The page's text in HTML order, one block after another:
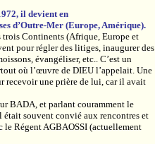
il devient en
d’Outre-Mer (Europe, Amérique).
Continents (Afrique, Europe et
pour régler des litiges, inaugurer des
évangéliser, etc.. C’est un
où l’œuvre de DIEU l’appelait. Une
recevoir une prière de lui, car il avait
BADA, et parlant couramment le
souvent convié aux rencontres et
Régent AGBAOSSI (actuellement